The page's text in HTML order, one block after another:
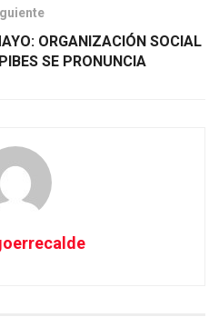
ORGANIZACIÓN SOCIAL
SE PRONUNCIA